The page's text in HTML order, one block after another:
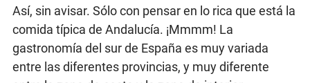
Así, sin avisar. Sólo con pensar en lo rica que está la
comida típica de Andalucía. ¡Mmmm! La
gastronomía del sur de España es muy variada
entre las diferentes provincias, y muy diferente